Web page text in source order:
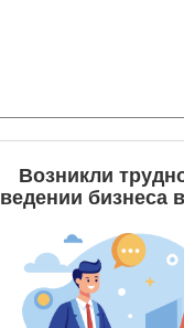
Возникли
ведении бизнеса